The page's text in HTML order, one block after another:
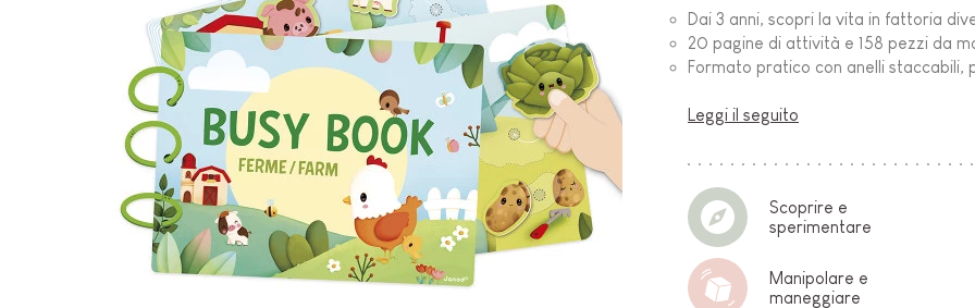
GIOCATTOLI SENSO-
MOTORI
GIOCATTOLI DI
IMITAZIONE
MINI UNIVERSI
ARIA APERTA
LAVAGNE, MOBILI E
PER BAMBINI
PEZZI STACCATI
Dai 3 anni, scopri la vita in fattoria
20 pagine di attività e 158 pezzi da
Formato pratico con anelli
Leggi il seguito
Scoprire e
sperimentare
Manipolare e
maneggiare